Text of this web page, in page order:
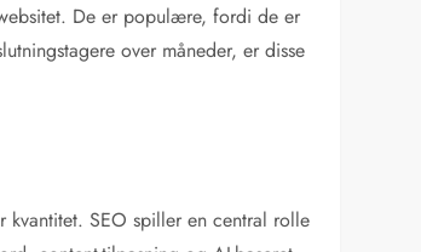
De er populære, fordi de er
over måneder, er disse
SEO spiller en central rolle